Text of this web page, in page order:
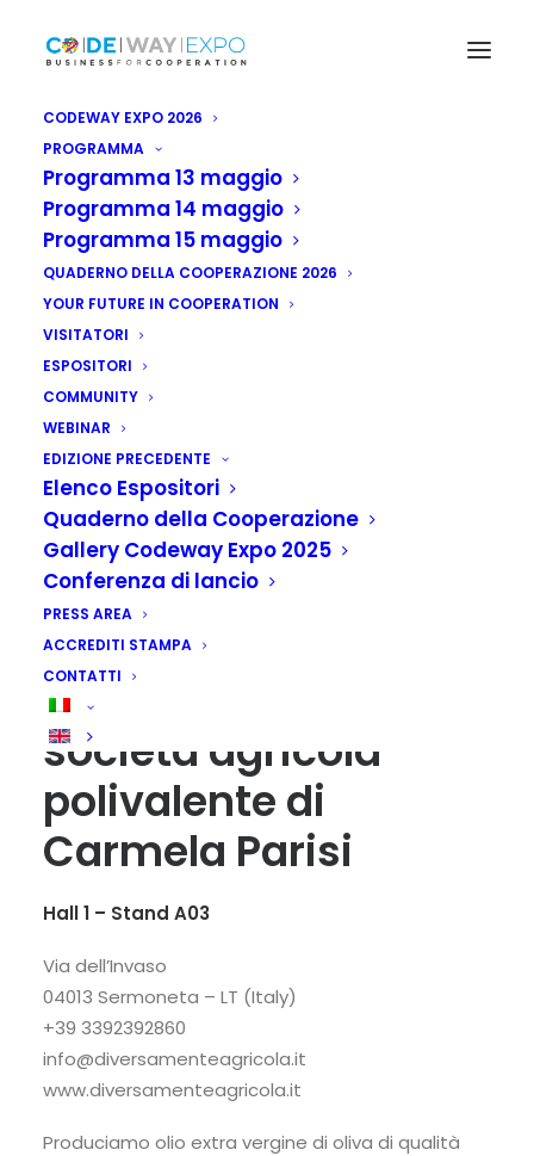
CODEWAY EXPO 2026
PROGRAMMA
Programma 13 maggio
Programma 14 maggio
Programma 15 maggio
QUADERNO DELLA COOPERAZIONE 2026
YOUR FUTURE IN COOPERATION
VISITATORI
ESPOSITORI
COMMUNITY
WEBINAR
EDIZIONE PRECEDENTE
Elenco Espositori
Quaderno della Cooperazione
Gallery Codeway Expo 2025
Conferenza di lancio
PRESS AREA
ACCREDITI STAMPA
CONTATTI
DiversaMenteAgricola
società agricola
polivalente di
Carmela Parisi
Hall 1 – Stand A03
Via dell’Invaso
04013 Sermoneta – LT (Italy)
+39 3392392860
info@diversamenteagricola.it
www.diversamenteagricola.it
Produciamo olio extra vergine di oliva di qualità